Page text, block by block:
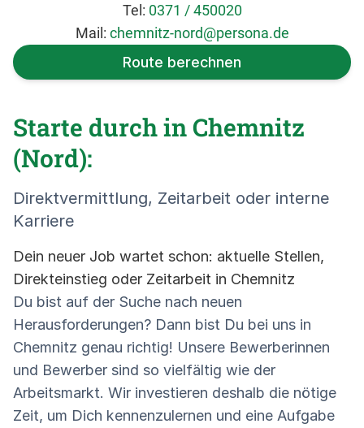
Tel: 0371 / 450020
Mail: chemnitz-nord@persona.de
Route berechnen
Starte durch in Chemnitz
(Nord):
Direktvermittlung, Zeitarbeit oder interne
Karriere
Dein neuer Job wartet schon: aktuelle Stellen,
Direkteinstieg oder Zeitarbeit in Chemnitz
Du bist auf der Suche nach neuen
Herausforderungen? Dann bist Du bei uns in
Chemnitz genau richtig! Unsere Bewerberinnen
und Bewerber sind so vielfältig wie der
Arbeitsmarkt. Wir investieren deshalb die nötige
Zeit, um Dich kennenzulernen und eine Aufgabe